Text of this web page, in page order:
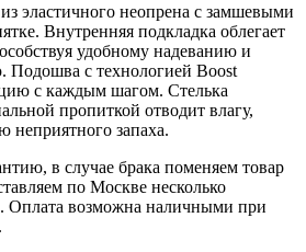
эластичного неопрена с замшевыми
Внутренняя подкладка облегает
удобному надеванию и
с технологией Boost
с каждым шагом. Стелька
пропиткой отводит влагу,
неприятного запаха.
в случае брака поменяем товар
по Москве несколько
Оплата возможна наличными при